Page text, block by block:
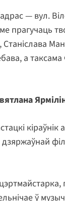
— вул.
прагучаць
а
дзяржаўнай
ў